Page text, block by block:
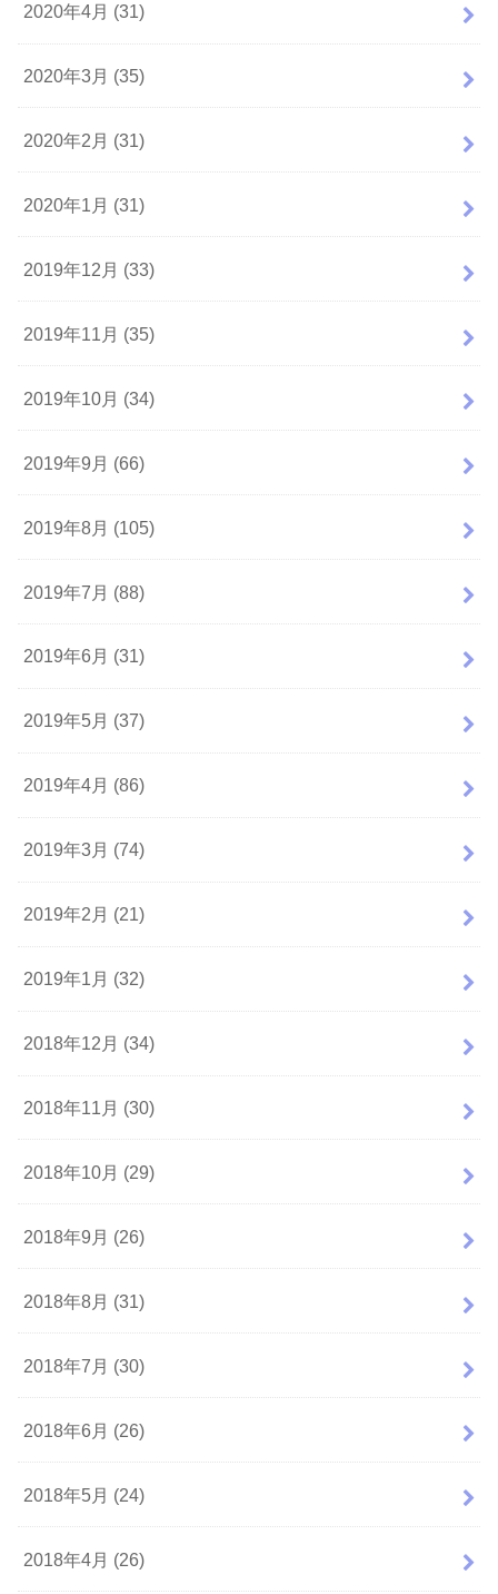
2020年4月 (31)
2020年3月 (35)
2020年2月 (31)
2020年1月 (31)
2019年12月 (33)
2019年11月 (35)
2019年10月 (34)
2019年9月 (66)
2019年8月 (105)
2019年7月 (88)
2019年6月 (31)
2019年5月 (37)
2019年4月 (86)
2019年3月 (74)
2019年2月 (21)
2019年1月 (32)
2018年12月 (34)
2018年11月 (30)
2018年10月 (29)
2018年9月 (26)
2018年8月 (31)
2018年7月 (30)
2018年6月 (26)
2018年5月 (24)
2018年4月 (26)